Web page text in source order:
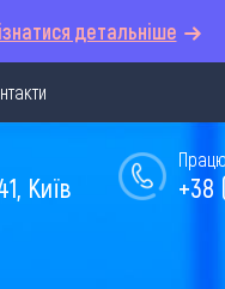
детальніше
+38
Київ